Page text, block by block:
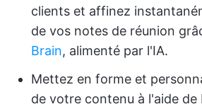
clients et affinez
de vos notes de réunion
Brain, alimenté par l'IA.
Mettez en forme et
de votre contenu à l'aide de